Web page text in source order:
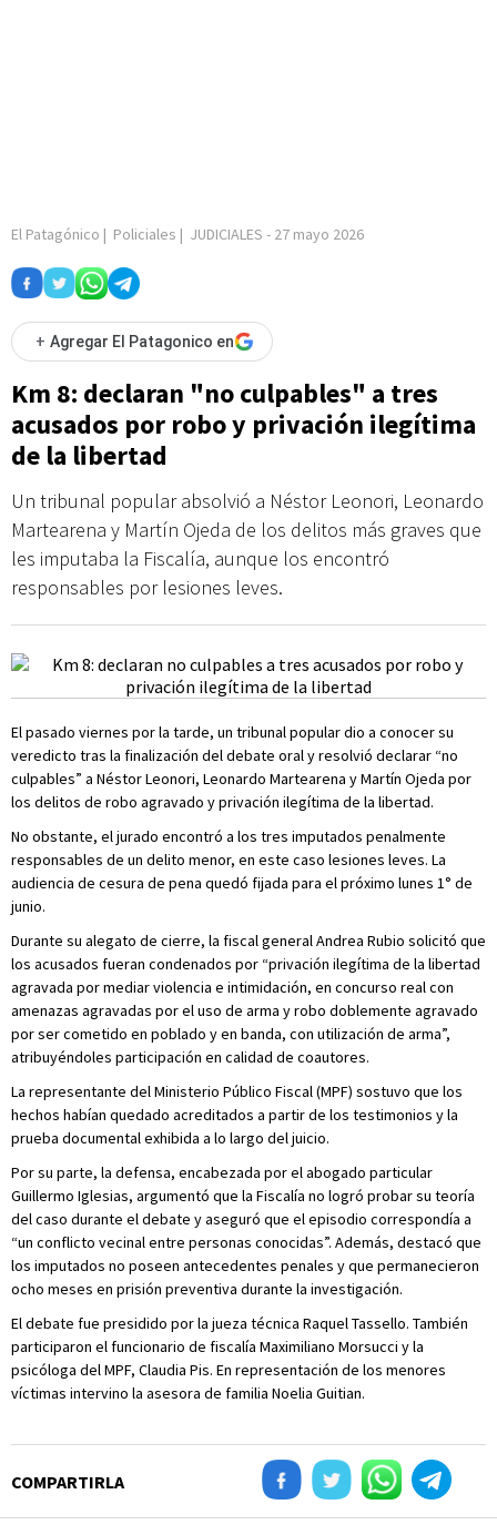
El Patagónico | Policiales | JUDICIALES - 27 mayo 2026
+ Agregar El Patagonico en
Km 8: declaran "no culpables" a tres
acusados por robo y privación ilegítima
de la libertad
Un tribunal popular absolvió a Néstor Leonori, Leonardo
Martearena y Martín Ojeda de los delitos más graves que
les imputaba la Fiscalía, aunque los encontró
responsables por lesiones leves.
El pasado viernes por la tarde, un tribunal popular dio a conocer su
veredicto tras la finalización del debate oral y resolvió declarar “no
culpables” a Néstor Leonori, Leonardo Martearena y Martín Ojeda por
los delitos de robo agravado y privación ilegítima de la libertad.
No obstante, el jurado encontró a los tres imputados penalmente
responsables de un delito menor, en este caso lesiones leves. La
audiencia de cesura de pena quedó fijada para el próximo lunes 1° de
junio.
Durante su alegato de cierre, la fiscal general Andrea Rubio solicitó que
los acusados fueran condenados por “privación ilegítima de la libertad
agravada por mediar violencia e intimidación, en concurso real con
amenazas agravadas por el uso de arma y robo doblemente agravado
por ser cometido en poblado y en banda, con utilización de arma”,
atribuyéndoles participación en calidad de coautores.
La representante del Ministerio Público Fiscal (MPF) sostuvo que los
hechos habían quedado acreditados a partir de los testimonios y la
prueba documental exhibida a lo largo del juicio.
Por su parte, la defensa, encabezada por el abogado particular
Guillermo Iglesias, argumentó que la Fiscalía no logró probar su teoría
del caso durante el debate y aseguró que el episodio correspondía a
“un conflicto vecinal entre personas conocidas”. Además, destacó que
los imputados no poseen antecedentes penales y que permanecieron
ocho meses en prisión preventiva durante la investigación.
El debate fue presidido por la jueza técnica Raquel Tassello. También
participaron el funcionario de fiscalía Maximiliano Morsucci y la
psicóloga del MPF, Claudia Pis. En representación de los menores
víctimas intervino la asesora de familia Noelia Guitian.
COMPARTIRLA